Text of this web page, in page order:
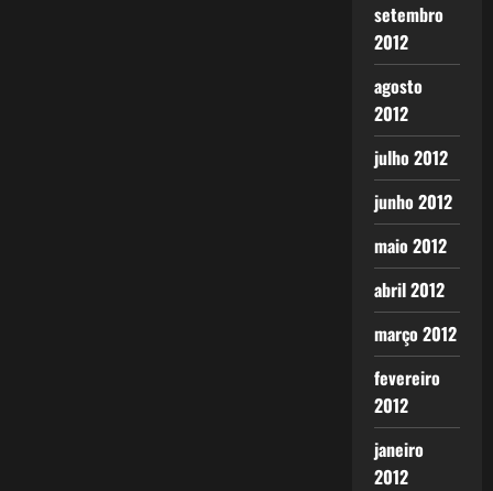
setembro
2012
agosto
2012
julho 2012
junho 2012
maio 2012
abril 2012
março 2012
fevereiro
2012
janeiro
2012